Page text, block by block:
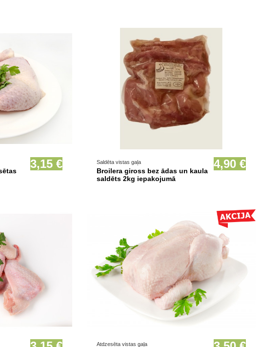
3,15 € Saldēta vistas gaļa
Broilera giross bez ādas un kaula
saldēts 2kg iepakojumā
4,90 €
Atdzesēta vistas gaļa